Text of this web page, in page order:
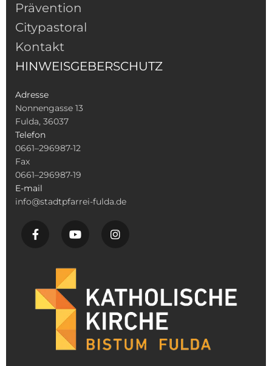
Prävention
Citypastoral
Kontakt
HINWEISGEBERSCHUTZ
Adresse
Nonnengasse 13
Fulda, 36037
Telefon
0661–296987-12
Fax
0661–296987-19
E-mail
info@stadtpfarrei-fulda.de